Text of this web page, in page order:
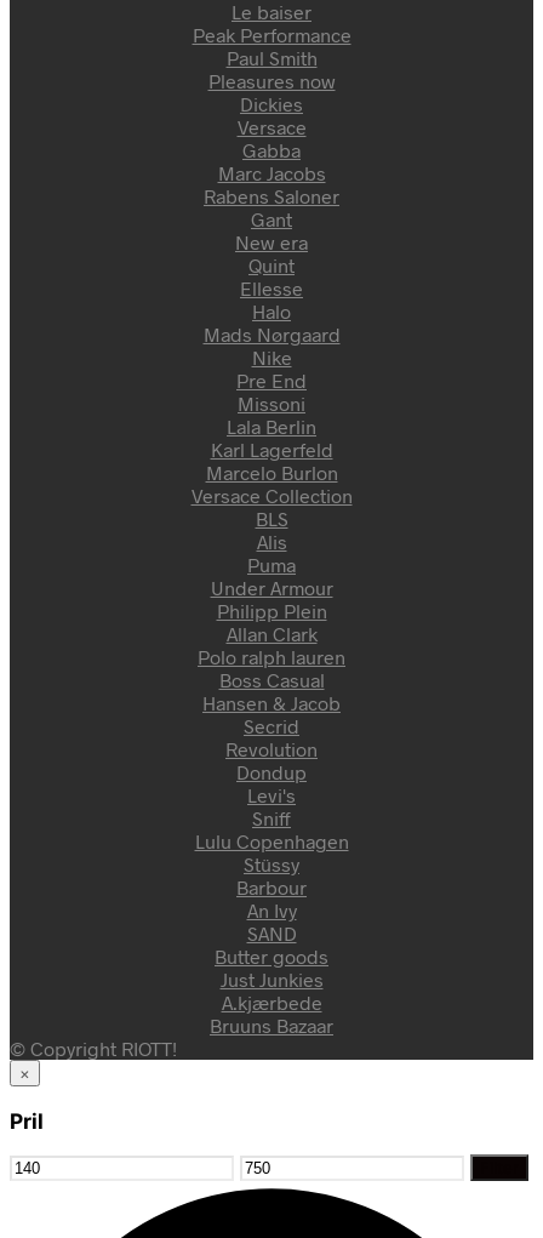
Le baiser
Peak Performance
Paul Smith
Pleasures now
Dickies
Versace
Gabba
Marc Jacobs
Rabens Saloner
Gant
New era
Quint
Ellesse
Halo
Mads Nørgaard
Nike
Pre End
Missoni
Lala Berlin
Karl Lagerfeld
Marcelo Burlon
Versace Collection
BLS
Alis
Puma
Under Armour
Philipp Plein
Allan Clark
Polo ralph lauren
Boss Casual
Hansen & Jacob
Secrid
Revolution
Dondup
Levi's
Sniff
Lulu Copenhagen
Stüssy
Barbour
An Ivy
SAND
Butter goods
Just Junkies
A.kjærbede
Bruuns Bazaar
© Copyright RIOTT!
×
Pril
Mindste
Højeste
pris